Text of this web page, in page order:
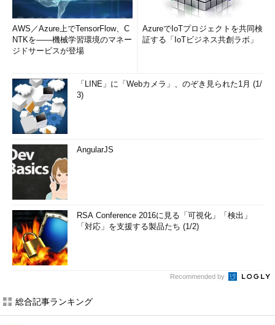
AWS／Azure上でTensorFlow、C
NTKを――機械学習環境のマネー
ジドサービスが登場
AzureでIoTプロジェクトを共同検
証する「IoTビジネス共創ラボ」
「LINE」に「Webカメラ」、のぞき見られた1月 (1/
3)
AngularJS
RSA Conference 2016に見る「可視化」「検出」
「対応」を支援する製品たち (1/2)
Recommended by
総合記事ランキング